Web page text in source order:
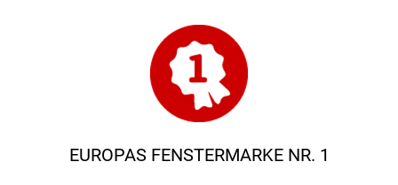
EUROPAS FENSTERMARKE NR. 1